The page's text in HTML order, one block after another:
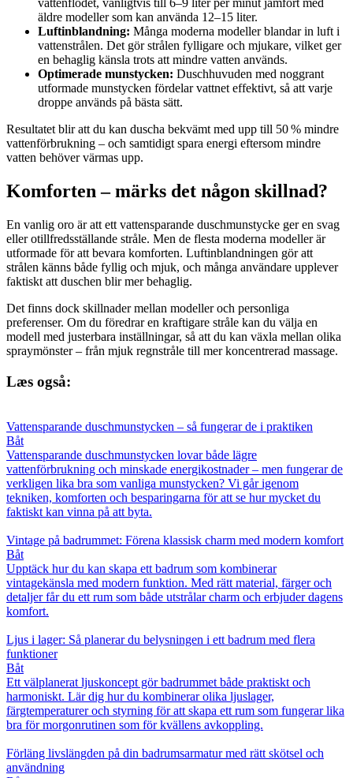
vattenflödet, vanligtvis till 6–9 liter per minut jämfört med
äldre modeller som kan använda 12–15 liter.
Luftinblandning: Många moderna modeller blandar in luft i
vattenstrålen. Det gör strålen fylligare och mjukare, vilket ger
en behaglig känsla trots att mindre vatten används.
Optimerade munstycken: Duschhuvuden med noggrant
utformade munstycken fördelar vattnet effektivt, så att varje
droppe används på bästa sätt.
Resultatet blir att du kan duscha bekvämt med upp till 50 % mindre
vattenförbrukning – och samtidigt spara energi eftersom mindre
vatten behöver värmas upp.
Komforten – märks det någon skillnad?
En vanlig oro är att ett vattensparande duschmunstycke ger en svag
eller otillfredsställande stråle. Men de flesta moderna modeller är
utformade för att bevara komforten. Luftinblandningen gör att
strålen känns både fyllig och mjuk, och många användare upplever
faktiskt att duschen blir mer behaglig.
Det finns dock skillnader mellan modeller och personliga
preferenser. Om du föredrar en kraftigare stråle kan du välja en
modell med justerbara inställningar, så att du kan växla mellan olika
spraymönster – från mjuk regnstråle till mer koncentrerad massage.
Læs også:
Vattensparande duschmunstycken – så fungerar de i praktiken
Båt
Vattensparande duschmunstycken lovar både lägre
vattenförbrukning och minskade energikostnader – men fungerar de
verkligen lika bra som vanliga munstycken? Vi går igenom
tekniken, komforten och besparingarna för att se hur mycket du
faktiskt kan vinna på att byta.
Vintage på badrummet: Förena klassisk charm med modern komfort
Båt
Upptäck hur du kan skapa ett badrum som kombinerar
vintagekänsla med modern funktion. Med rätt material, färger och
detaljer får du ett rum som både utstrålar charm och erbjuder dagens
komfort.
Ljus i lager: Så planerar du belysningen i ett badrum med flera
funktioner
Båt
Ett välplanerat ljuskoncept gör badrummet både praktiskt och
harmoniskt. Lär dig hur du kombinerar olika ljuslager,
färgtemperaturer och styrning för att skapa ett rum som fungerar lika
bra för morgonrutinen som för kvällens avkoppling.
Förläng livslängden på din badrumsarmatur med rätt skötsel och
användning